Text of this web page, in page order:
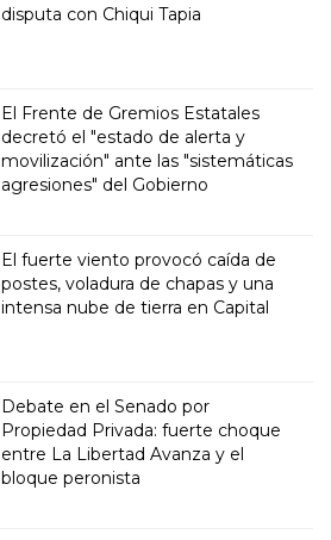
disputa con Chiqui Tapia
El Frente de Gremios Estatales
decretó el "estado de alerta y
movilización" ante las "sistemáticas
agresiones" del Gobierno
El fuerte viento provocó caída de
postes, voladura de chapas y una
intensa nube de tierra en Capital
Debate en el Senado por
Propiedad Privada: fuerte choque
entre La Libertad Avanza y el
bloque peronista